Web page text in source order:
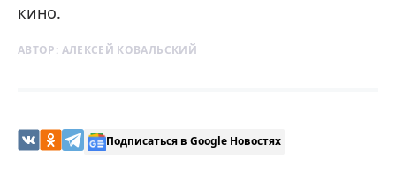
кино.
АВТОР: АЛЕКСЕЙ КОВАЛЬСКИЙ
Подписаться в Google Новостях